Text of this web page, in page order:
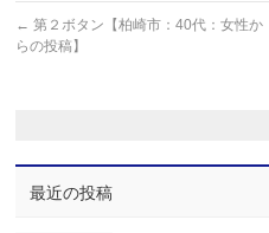
← 第２ボタン【柏崎市：40代：女性か
らの投稿】
最近の投稿